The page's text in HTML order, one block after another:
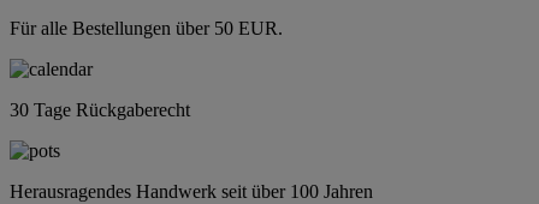
Für alle Bestellungen über 50 EUR.
30 Tage Rückgaberecht
Herausragendes Handwerk seit über 100 Jahren